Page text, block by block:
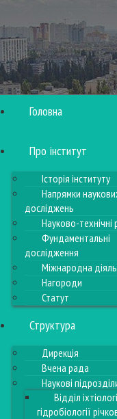
Головна
Про інститут
Історія інституту
Напрямки
досліджень
Науково-технічні
Фундаментальні
дослідження
Міжнародна
Нагороди
Статут
Структура
Дирекція
Вчена рада
Наукові
Відділ
гідробіології